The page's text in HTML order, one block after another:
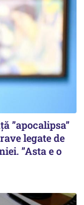
”apocalipsa”
legate de
”Asta e o